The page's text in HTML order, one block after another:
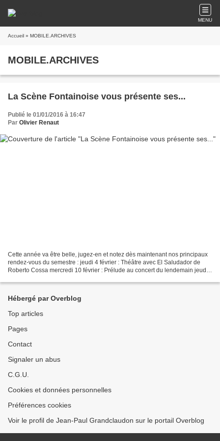
MENU
Accueil » MOBILE.ARCHIVES
MOBILE.ARCHIVES
La Scène Fontainoise vous présente ses...
Publié le 01/01/2016 à 16:47
Par Olivier Renaut
Cette année va être belle, jugez-en et notez dès maintenant nos principaux
rendez-vous du semestre : jeudi 4 février : Théâtre avec El Saludador de
Roberto Cossa mercredi 10 février : Prélude au concert du lendemain jeudi
Hébergé par Overblog
Top articles
Pages
Contact
Signaler un abus
C.G.U.
Cookies et données personnelles
Préférences cookies
Voir le profil de Jean-Paul Grandclaudon sur le portail Overblog